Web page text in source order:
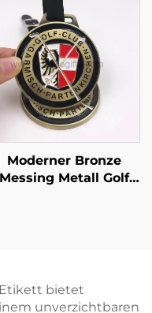
Gravur Aluminium
Metall Golfbag-Tag
Moderner Bronze
Messing Metall Golf
Etikett bietet
unverzichtbaren